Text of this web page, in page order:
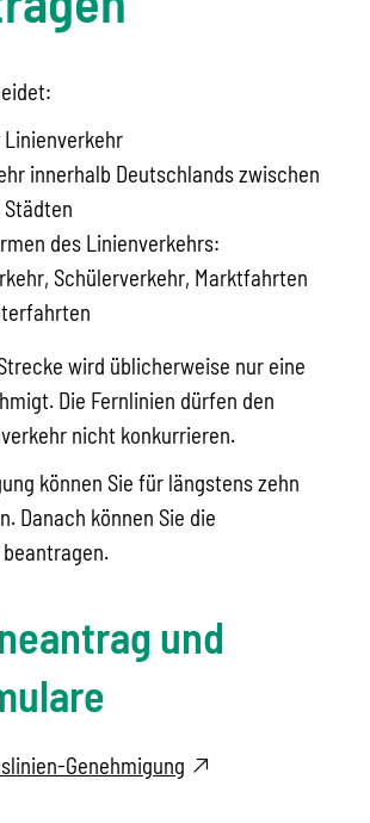
innerhalb Deutschlands zwischen
des Linienverkehrs:
Schülerverkehr, Marktfahrten
wird üblicherweise nur eine
hmigt. Die Fernlinien dürfen den
nicht konkurrieren.
können Sie für längstens zehn
Danach können Sie die
und
Genehmigung